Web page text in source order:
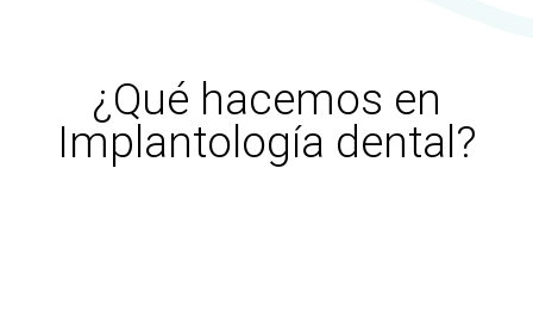
¿Qué hacemos en
Implantología dental?